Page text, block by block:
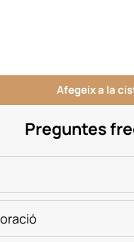
Afegeix a la
Preguntes